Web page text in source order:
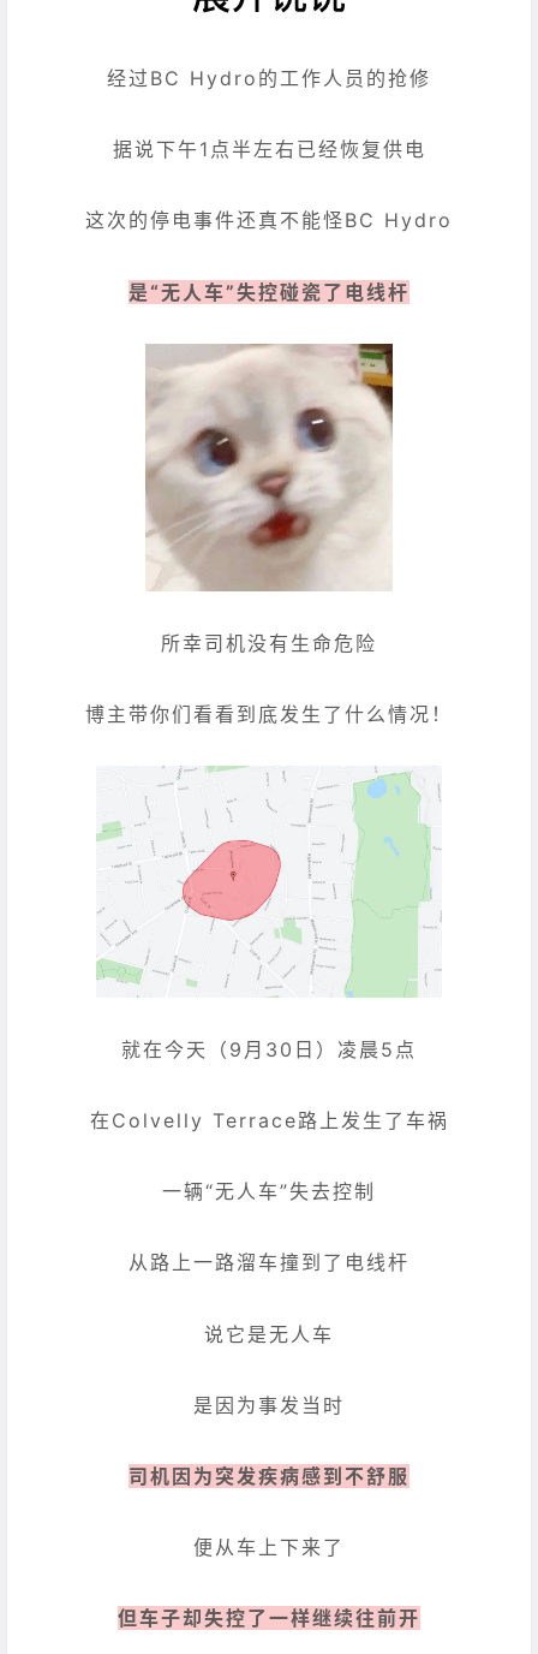
经过BC Hydro的工作人员的抢修
据说下午1点半左右已经恢复供电
这次的停电事件还真不能怪BC Hydro
是“无人车”失控碰瓷了电线杆
所幸司机没有生命危险
博主带你们看看到底发生了什么情况！
就在今天（9月30日）凌晨5点
在Colvelly Terrace路上发生了车祸
一辆“无人车”失去控制
从路上一路溜车撞到了电线杆
说它是无人车
是因为事发当时
司机因为突发疾病感到不舒服
便从车上下来了
但车子却失控了一样继续往前开